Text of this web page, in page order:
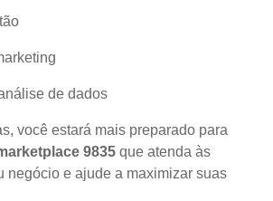
de dados
você estará mais preparado para
9835 que atenda às
negócio e ajude a maximizar suas